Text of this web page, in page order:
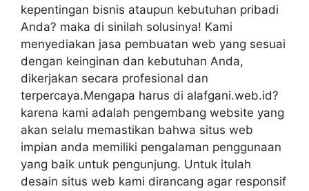
kepentingan bisnis ataupun kebutuhan pribadi
Anda? maka di sinilah solusinya! Kami
menyediakan jasa pembuatan web yang sesuai
dengan keinginan dan kebutuhan Anda,
dikerjakan secara profesional dan
terpercaya.Mengapa harus di alafgani.web.id?
karena kami adalah pengembang website yang
akan selalu memastikan bahwa situs web
impian anda memiliki pengalaman penggunaan
yang baik untuk pengunjung. Untuk itulah
desain situs web kami dirancang agar responsif